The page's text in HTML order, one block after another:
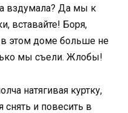
вздумала? Да мы к
вставайте! Боря,
этом доме больше не
мы съели. Жлобы!
натягивая куртку,
снять и повесить в